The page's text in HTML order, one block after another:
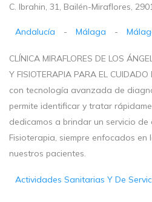
C. Ibrahin, 31, Bailén-Miraflores,
Andalucía - Málaga -
CLÍNICA MIRAFLORES DE LOS
Y FISIOTERAPIA PARA EL
con tecnología avanzada de
permite identificar y tratar
dedicamos a brindar un servicio
Fisioterapia, siempre enfocados en
nuestros pacientes.
Actividades Sanitarias Y De